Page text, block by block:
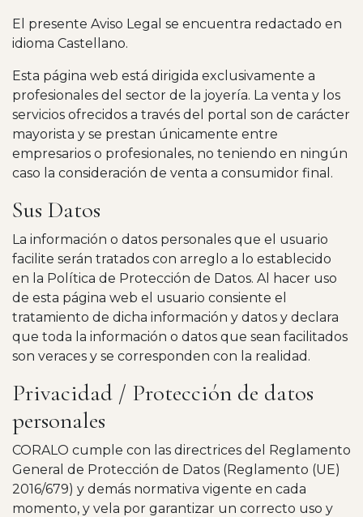
El presente Aviso Legal se encuentra redactado en
idioma Castellano.
Esta página web está dirigida exclusivamente a
profesionales del sector de la joyería. La venta y los
servicios ofrecidos a través del portal son de carácter
mayorista y se prestan únicamente entre
empresarios o profesionales, no teniendo en ningún
caso la consideración de venta a consumidor final.
Sus Datos
La información o datos personales que el usuario
facilite serán tratados con arreglo a lo establecido
en la Política de Protección de Datos. Al hacer uso
de esta página web el usuario consiente el
tratamiento de dicha información y datos y declara
que toda la información o datos que sean facilitados
son veraces y se corresponden con la realidad.
Privacidad / Protección de datos
personales
CORALO cumple con las directrices del Reglamento
General de Protección de Datos (Reglamento (UE)
2016/679) y demás normativa vigente en cada
momento, y vela por garantizar un correcto uso y